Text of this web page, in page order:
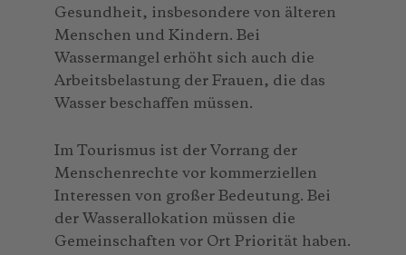
Gesundheit, insbesondere von älteren
Menschen und Kindern. Bei
Wassermangel erhöht sich auch die
Arbeitsbelastung der Frauen, die das
Wasser beschaffen müssen.
Im Tourismus ist der Vorrang der
Menschenrechte vor kommerziellen
Interessen von großer Bedeutung. Bei
der Wasserallokation müssen die
Gemeinschaften vor Ort Priorität haben.